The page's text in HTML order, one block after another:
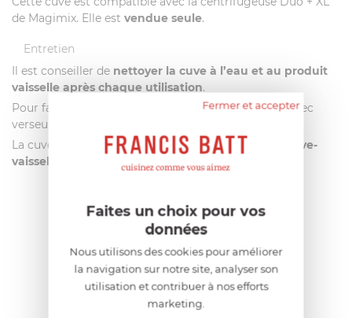
de Magimix. Elle est vendue seule.
Entretien
Il est conseiller de nettoyer la cuve à l’eau et au produit
vaisselle après chaque utilisation.
Pour faciliter l'entretien, il vous suffit de pousser le bec
verseur de la cuve en position nettoyage.
La cuve de remplacement est compatible avec le lave-
vaisselle
AIDE AU CHOIX
AVIS CLIENT
Fermer et accepter
Faites un choix pour vos
données
Nous utilisons des cookies pour améliorer
la navigation sur notre site, analyser son
utilisation et contribuer à nos efforts
marketing.